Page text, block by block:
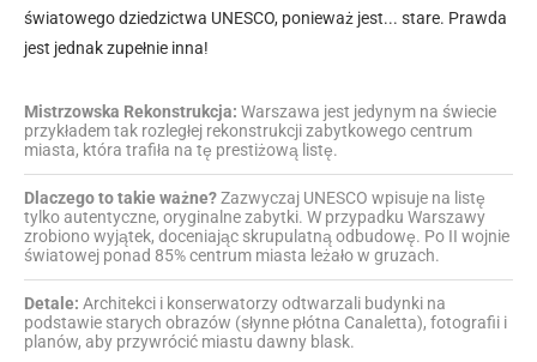
światowego dziedzictwa UNESCO, ponieważ jest... stare. Prawda
jest jednak zupełnie inna!
Mistrzowska Rekonstrukcja: Warszawa jest jedynym na świecie
przykładem tak rozległej rekonstrukcji zabytkowego centrum
miasta, która trafiła na tę prestiżową listę.
Dlaczego to takie ważne?Zazwyczaj UNESCO wpisuje na listę
tylko autentyczne, oryginalne zabytki. W przypadku Warszawy
zrobiono wyjątek, doceniając skrupulatną odbudowę. Po II wojnie
światowej ponad 85% centrum miasta leżało w gruzach.
Detale: Architekci i konserwatorzy odtwarzali budynki na
podstawie starych obrazów (słynne płótna Canaletta), fotografii i
planów, aby przywrócić miastu dawny blask.